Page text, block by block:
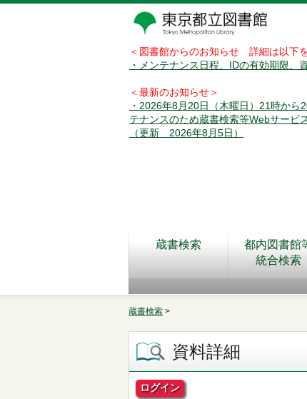
＜図書館からのお知らせ 詳細は以下
・メンテナンス日程、IDの有効期限、
＜最新のお知らせ＞
・2026年8月20日（木曜日）21時か
テナンスのため蔵書検索等Webサービ
（更新 2026年8月5日）
蔵書検索
都内図書館
統合検索
蔵書検索 >
資料詳細
ログイン